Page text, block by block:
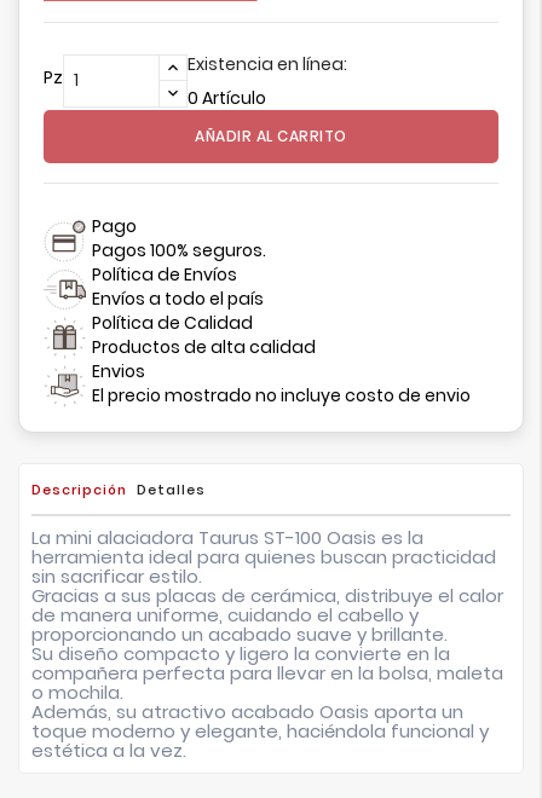
Pz
Existencia en línea:
0 Artículo
AÑADIR AL CARRITO
Pago
Pagos 100% seguros.
Política de Envíos
Envíos a todo el país
Política de Calidad
Productos de alta calidad
Envios
El precio mostrado no incluye costo de envio
Descripción Detalles
La mini alaciadora Taurus ST-100 Oasis es la
herramienta ideal para quienes buscan practicidad
sin sacrificar estilo.
Gracias a sus placas de cerámica, distribuye el calor
de manera uniforme, cuidando el cabello y
proporcionando un acabado suave y brillante.
Su diseño compacto y ligero la convierte en la
compañera perfecta para llevar en la bolsa, maleta
o mochila.
Además, su atractivo acabado Oasis aporta un
toque moderno y elegante, haciéndola funcional y
estética a la vez.